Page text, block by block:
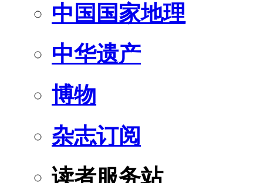
中国国家地理
中华遗产
博物
杂志订阅
读者服务站